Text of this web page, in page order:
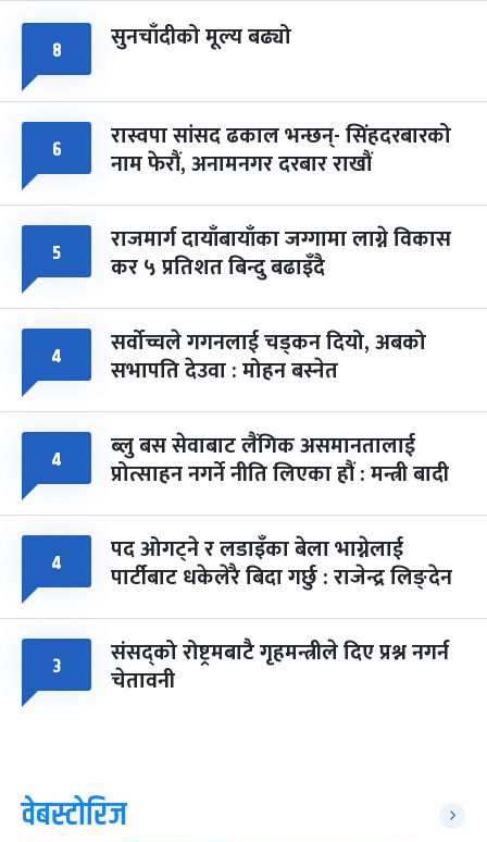
८ फागुपूर्णिमा
८ सुनचाँदीको मूल्य बढ्यो
६ रास्वपा सांसद ढकाल भन्छन्- सिंहदरबारको
नाम फेरौं, अनामनगर दरबार राखौं
५ राजमार्ग दायाँबायाँका जग्गामा लाग्ने विकास
कर ५ प्रतिशत बिन्दु बढाइँदै
४ सर्वोच्चले गगनलाई चड्कन दियो, अबको
सभापति देउवा : मोहन बस्नेत
४ ब्लु बस सेवाबाट लैंगिक असमानतालाई
प्रोत्साहन नगर्ने नीति लिएका हौं : मन्त्री बादी
४ पद ओगट्ने र लडाइँका बेला भाग्नेलाई
पार्टीबाट धकेलेरै बिदा गर्छु : राजेन्द्र लिङ्देन
३ संसद्को रोष्ट्रमबाटै गृहमन्त्रीले दिए प्रश्न नगर्न
चेतावनी
वेबस्टोरिज